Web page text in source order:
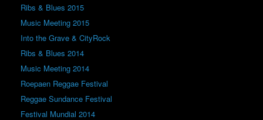
Ribs & Blues 2015
Music Meeting 2015
Into the Grave & CityRock
Ribs & Blues 2014
Music Meeting 2014
Roepaen Reggae Festival
Reggae Sundance Festival
Festival Mundial 2014